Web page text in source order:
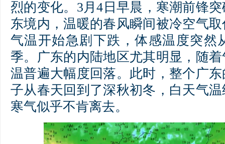
烈的变化。3月4日早晨，寒潮前锋
东境内，温暖的春风瞬间被冷空气
气温开始急剧下跌，体感温度突然
季。广东的内陆地区尤其明显，随
温普遍大幅度回落。此时，整个广
子从春天回到了深秋初冬，白天气
寒气似乎不肯离去。